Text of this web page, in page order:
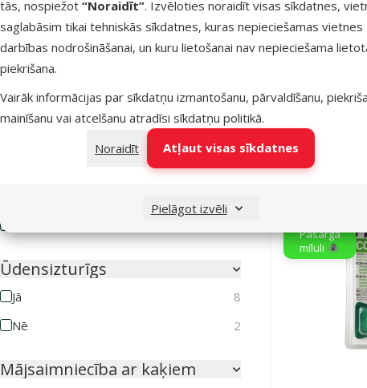
tās, nospiežot “Noraidīt”. Izvēloties noraidīt visas sīkdatnes,
saglabāsim tikai tehniskās sīkdatnes, kuras nepieciešamas vietnes
darbības nodrošināšanai, un kuru lietošanai nav nepieciešama
piekrišana.
Vairāk informācijas par sīkdatņu izmantošanu, pārvaldīšanu,
mainīšanu vai atcelšanu atradīsi sīkdatņu politikā.
Noraidīt
Atļaut visas sīkdatnes
Pielāgot izvēli
Pretparazītu līdzekļa veids
Aerosols
Kaklasiksna
Pilieni
6
Tabletes
1
Drošs ģimenēm ar bērniem
Ūdensizturīgs
Jā
8
Nē
2
Mājsaimniecība ar kaķiem
Bezmaksas
Pasargā
mīluli 🕷️